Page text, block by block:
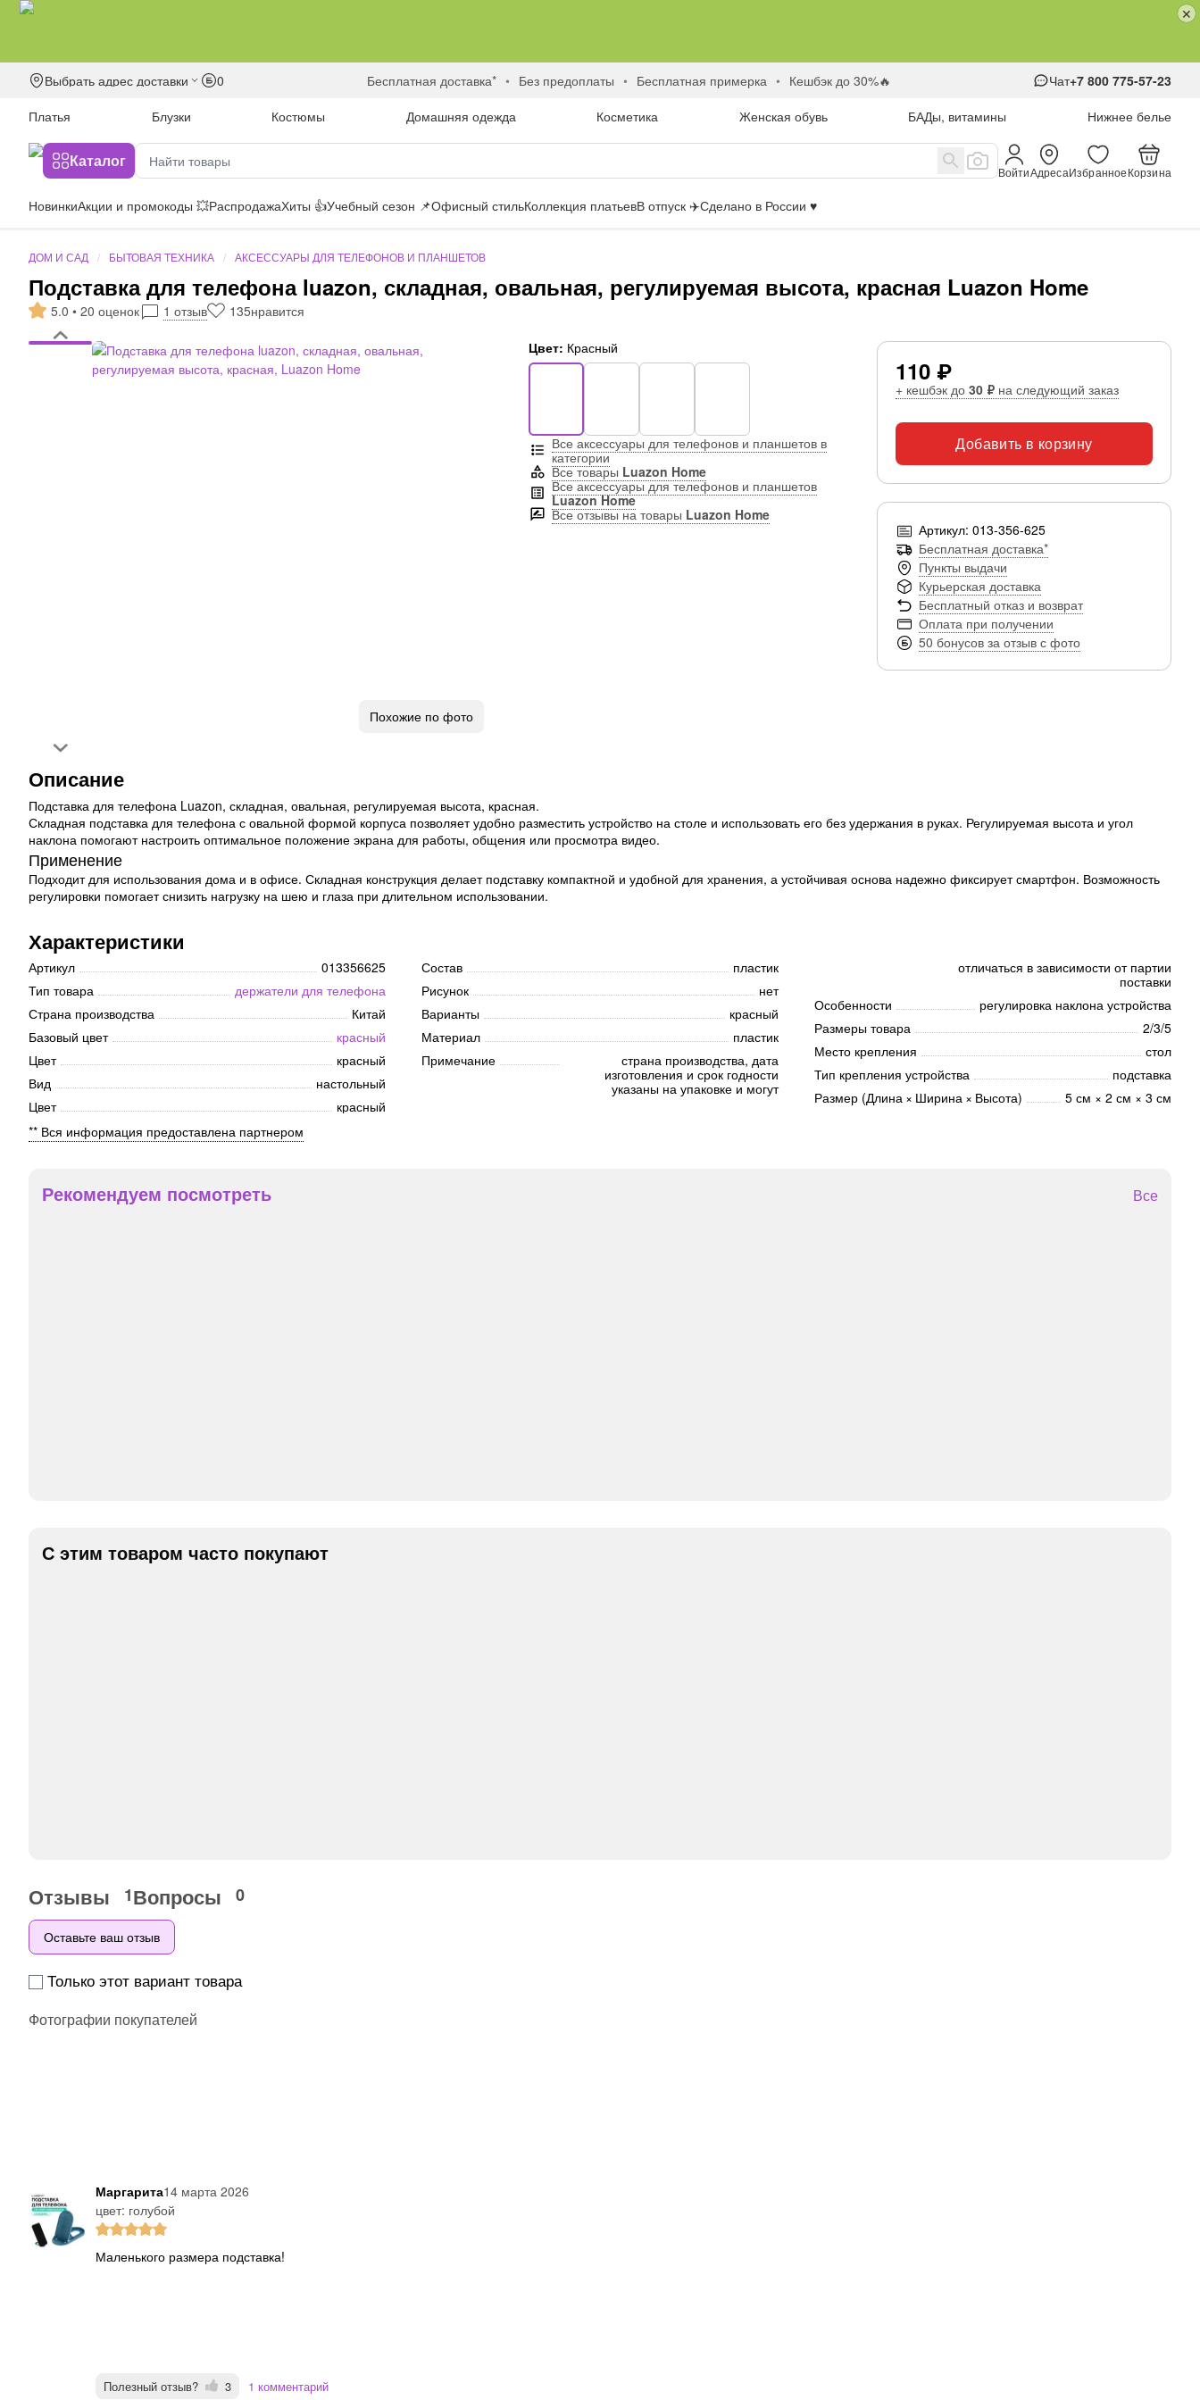
Выбрать адрес доставки 0 бесплатная доставка* без предоплаты бесплатная примерка кешбэк до 30%🔥 Чат+7 800 775-57-23
Платья
Блузки Костюмы Домашняя одежда Косметика Женская обувь БАДы, витамины Нижнее белье
Каталог
ВойтиАдресаИзбранноеКорзина
НовинкиАкции и промокоды 💥РаспродажаХиты 👍Учебный сезон 📌Офисный стильКоллекция платьевВ отпуск ✈️Сделано в России ♥️
ДОМ И САД БЫТОВАЯ ТЕХНИКА АКСЕССУАРЫ ДЛЯ ТЕЛЕФОНОВ И ПЛАНШЕТОВ
Подставка для телефона luazon, складная, овальная, регулируемая высота, красная Luazon Home
5.0 • 20 оценок 1 отзыв 135нравится
Похожие по фото
Цвет: Красный
Все аксессуары для телефонов и планшетов в
категории
Все товары Luazon Home
Все аксессуары для телефонов и планшетов
Luazon Home
Все отзывы на товары Luazon Home
110 ₽
+ кешбэк до 30 ₽ на следующий заказ
Добавить в корзину
Артикул: 013-356-625
Бесплатная доставка*
Пункты выдачи
Курьерская доставка
Бесплатный отказ и возврат
Оплата при получении
50 бонусов за отзыв с фото
Описание
Подставка для телефона Luazon, складная, овальная, регулируемая высота, красная.
Складная подставка для телефона с овальной формой корпуса позволяет удобно разместить устройство на столе и использовать его без удержания в руках. Регулируемая высота и угол
наклона помогают настроить оптимальное положение экрана для работы, общения или просмотра видео.
Применение
Подходит для использования дома и в офисе. Складная конструкция делает подставку компактной и удобной для хранения, а устойчивая основа надежно фиксирует смартфон. Возможность
регулировки помогает снизить нагрузку на шею и глаза при длительном использовании.
Характеристики
Артикул
013356625
Тип товара
держатели для телефона
Страна производства
Китай
Базовый цвет
красный
Цвет
красный
Вид
настольный
Цвет
красный
Состав
пластик
Рисунок
нет
Варианты
красный
Материал
пластик
Примечание
страна производства, дата
изготовления и срок годности
указаны на упаковке и могут
отличаться в зависимости от партии
поставки
Особенности
регулировка наклона устройства
Размеры товара
2/3/5
Место крепления
стол
Тип крепления устройства
подставка
Размер (Длина × Ширина × Высота)
5 см × 2 см × 3 см
** Вся информация предоставлена партнером
Рекомендуем посмотреть Все
С этим товаром часто покупают
Отзывы 1Вопросы 0
Оставьте ваш отзыв
Только этот вариант товара
Фотографии покупателей
Маргарита14 марта 2026
цвет: голубой
Маленького размера подставка!
Полезный отзыв? 3 1 комментарий